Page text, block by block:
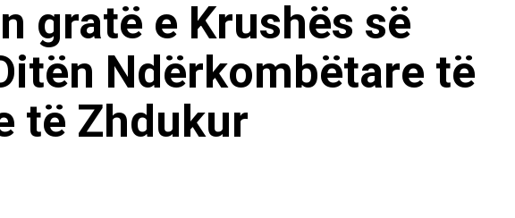
gratë e Krushës së
Ndërkombëtare të
të Zhdukur